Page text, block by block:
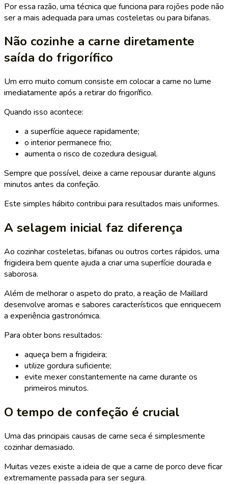
Por essa razão, uma técnica que funciona para rojões pode não
ser a mais adequada para umas costeletas ou para bifanas.
Não cozinhe a carne diretamente
saída do frigorífico
Um erro muito comum consiste em colocar a carne no lume
imediatamente após a retirar do frigorífico.
Quando isso acontece:
a superfície aquece rapidamente;
o interior permanece frio;
aumenta o risco de cozedura desigual.
Sempre que possível, deixe a carne repousar durante alguns
minutos antes da confeção.
Este simples hábito contribui para resultados mais uniformes.
A selagem inicial faz diferença
Ao cozinhar costeletas, bifanas ou outros cortes rápidos, uma
frigideira bem quente ajuda a criar uma superfície dourada e
saborosa.
Além de melhorar o aspeto do prato, a reação de Maillard
desenvolve aromas e sabores característicos que enriquecem
a experiência gastronómica.
Para obter bons resultados:
aqueça bem a frigideira;
utilize gordura suficiente;
evite mexer constantemente na carne durante os
primeiros minutos.
O tempo de confeção é crucial
Uma das principais causas de carne seca é simplesmente
cozinhar demasiado.
Muitas vezes existe a ideia de que a carne de porco deve ficar
extremamente passada para ser segura.